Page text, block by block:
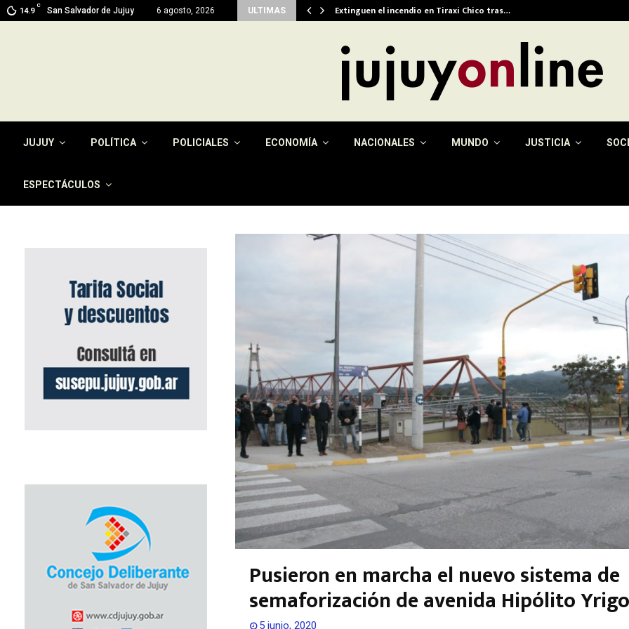
14.9
C
San Salvador de Jujuy 6 agosto, 2026 ULTIMAS
en Jujuy: prevén máximas de 26… Extinguen el incendio en Tiraxi Chico tras…
JUJUY POLÍTICA POLICIALES ECONOMÍA NACIONALES MUNDO JUSTICIA
ESPECTÁCULOS
Pusieron en marcha el nuevo sistema de
semaforización de avenida Hipólito
5 junio, 2020